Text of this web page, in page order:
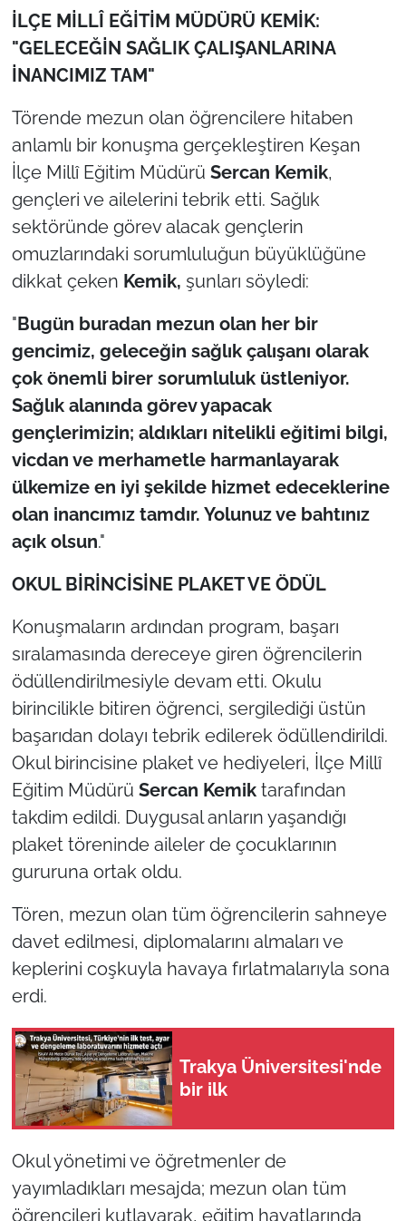
İLÇE MİLLÎ EĞİTİM MÜDÜRÜ KEMİK:
"GELECEĞİN SAĞLIK ÇALIŞANLARINA
İNANCIMIZ TAM"
Törende mezun olan öğrencilere hitaben
anlamlı bir konuşma gerçekleştiren Keşan
İlçe Millî Eğitim Müdürü Sercan Kemik,
gençleri ve ailelerini tebrik etti. Sağlık
sektöründe görev alacak gençlerin
omuzlarındaki sorumluluğun büyüklüğüne
dikkat çeken Kemik, şunları söyledi:
"Bugün buradan mezun olan her bir
gencimiz, geleceğin sağlık çalışanı olarak
çok önemli birer sorumluluk üstleniyor.
Sağlık alanında görev yapacak
gençlerimizin; aldıkları nitelikli eğitimi bilgi,
vicdan ve merhametle harmanlayarak
ülkemize en iyi şekilde hizmet edeceklerine
olan inancımız tamdır. Yolunuz ve bahtınız
açık olsun."
OKUL BİRİNCİSİNE PLAKET VE ÖDÜL
Konuşmaların ardından program, başarı
sıralamasında dereceye giren öğrencilerin
ödüllendirilmesiyle devam etti. Okulu
birincilikle bitiren öğrenci, sergilediği üstün
başarıdan dolayı tebrik edilerek ödüllendirildi.
Okul birincisine plaket ve hediyeleri, İlçe Millî
Eğitim Müdürü Sercan Kemiktarafından
takdim edildi. Duygusal anların yaşandığı
plaket töreninde aileler de çocuklarının
gururuna ortak oldu.
Tören, mezun olan tüm öğrencilerin sahneye
davet edilmesi, diplomalarını almaları ve
keplerini coşkuyla havaya fırlatmalarıyla sona
erdi.
Trakya Üniversitesi'nde
bir ilk
Okul yönetimi ve öğretmenler de
yayımladıkları mesajda; mezun olan tüm
öğrencileri kutlayarak, eğitim hayatlarında
İş Dünyası
Bilim Teknoloji
Canlı Maç
Finans
Gündem-Eğitim